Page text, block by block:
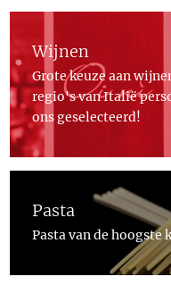
Wijnen
Grote keuze aan
regio's van Italië
ons geselecteerd!
Pasta
Pasta van de hoogste